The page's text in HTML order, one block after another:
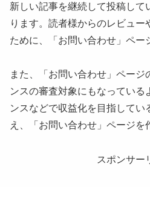
新しい記事を継続して投稿して
ります。読者様からのレビュー
ために、「お問い合わせ」ペー
また、「お問い合わせ」ページ
ンスの審査対象にもなっている
ンスなどで収益化を目指してい
え、「お問い合わせ」ページを
スポンサー